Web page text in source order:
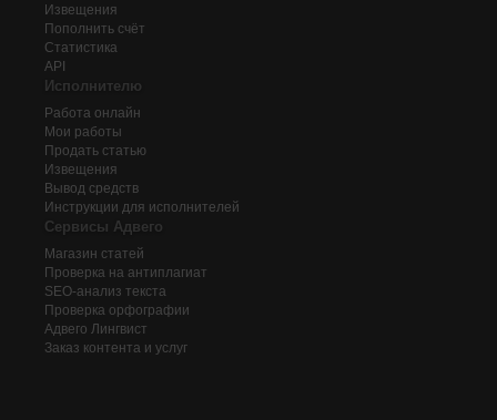
Извещения
Пополнить счёт
Статистика
API
Исполнителю
Работа онлайн
Мои работы
Продать статью
Извещения
Вывод средств
Инструкции для исполнителей
Сервисы Адвего
Магазин статей
Проверка на антиплагиат
SEO-анализ текста
Проверка орфографии
Адвего Лингвист
Заказ контента и услуг